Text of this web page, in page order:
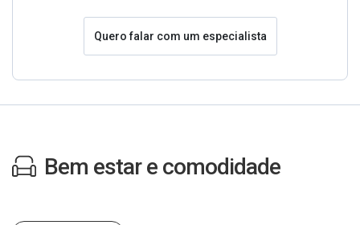
Quero falar com um especialista
Bem estar e comodidade